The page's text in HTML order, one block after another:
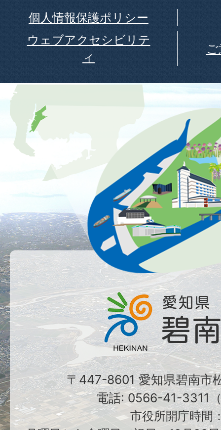
個人情報保護ポリシー
ウェブアクセシビリテ
ィ
〒447-8601 愛知県碧南市
電話: 0566-41-3311
市役所開庁時間